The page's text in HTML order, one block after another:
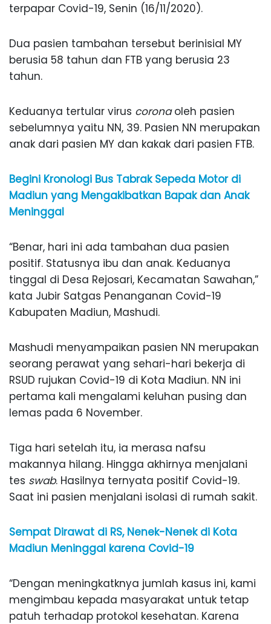
terpapar Covid-19, Senin (16/11/2020).
Dua pasien tambahan tersebut berinisial MY
berusia 58 tahun dan FTB yang berusia 23
tahun.
Keduanya tertular virus coronaoleh pasien
sebelumnya yaitu NN, 39. Pasien NN merupakan
anak dari pasien MY dan kakak dari pasien FTB.
Begini Kronologi Bus Tabrak Sepeda Motor di
Madiun yang Mengakibatkan Bapak dan Anak
Meninggal
“Benar, hari ini ada tambahan dua pasien
positif. Statusnya ibu dan anak. Keduanya
tinggal di Desa Rejosari, Kecamatan Sawahan,”
kata Jubir Satgas Penanganan Covid-19
Kabupaten Madiun, Mashudi.
Mashudi menyampaikan pasien NN merupakan
seorang perawat yang sehari-hari bekerja di
RSUD rujukan Covid-19 di Kota Madiun. NN ini
pertama kali mengalami keluhan pusing dan
lemas pada 6 November.
Tiga hari setelah itu, ia merasa nafsu
makannya hilang. Hingga akhirnya menjalani
tes swab. Hasilnya ternyata positif Covid-19.
Saat ini pasien menjalani isolasi di rumah sakit.
Sempat Dirawat di RS, Nenek-Nenek di Kota
Madiun Meninggal karena Covid-19
“Dengan meningkatknya jumlah kasus ini, kami
mengimbau kepada masyarakat untuk tetap
patuh terhadap protokol kesehatan. Karena